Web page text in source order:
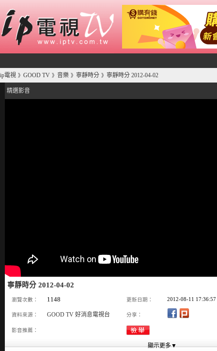
ip電視 》 GOOD TV 》 音樂 》 寧靜時分 》 寧靜時分 2012-04-02
精選影音
寧靜時分 2012-04-02
瀏覽次數： 1148 更新日期： 2012-08-11 17:36:57
資料來源： GOOD TV 好消息電視台 分享：
影音推薦：